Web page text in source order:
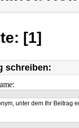
[1]
schreiben:
unter dem Ihr Beitrag